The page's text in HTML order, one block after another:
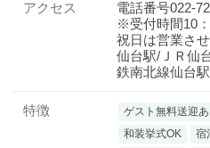
アクセス
電話番号022-
※受付時間10
祝日は営業さ
仙台駅/ＪＲ仙
鉄南北線仙台
特徴 ゲスト無料送迎あ
和装挙式OK
宿